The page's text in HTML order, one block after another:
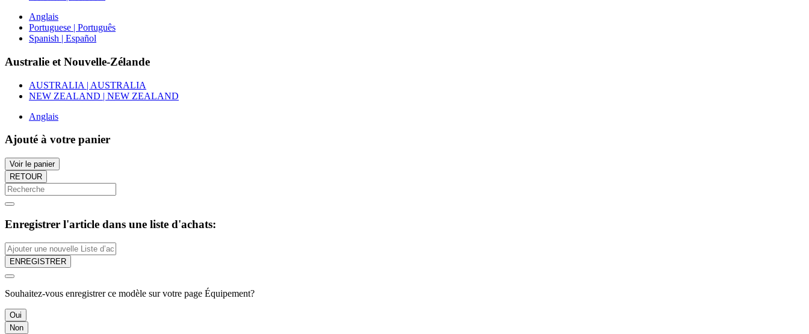
Anglais
Portuguese | Português
Spanish | Español
Australie et Nouvelle-Zélande
AUSTRALIA | AUSTRALIA
NEW ZEALAND | NEW ZEALAND
Anglais
Ajouté à votre panier
Voir le panier
RETOUR
Enregistrer l'article dans une liste d'achats:
ENREGISTRER
Souhaitez-vous enregistrer ce modèle sur votre page Équipement?
Oui
Non